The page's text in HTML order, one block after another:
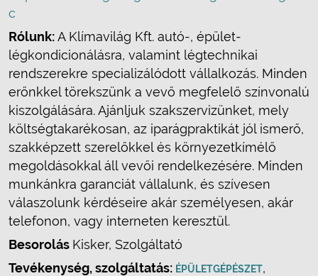
c
Rólunk:A Klímavilág Kft. autó-, épület-
légkondicionálásra, valamint légtechnikai
rendszerekre specializálódott vállalkozás. Minden
erőnkkel törekszünk a vevő megfelelő színvonalú
kiszolgálására. Ajánljuk szakszervizünket, mely
költségtakarékosan, az iparágpraktikát jól ismerő,
szakképzett szerelőkkel és környezetkímélő
megoldásokkal áll vevői rendelkezésére. Minden
munkánkra garanciát vállalunk, és szívesen
válaszolunk kérdéseire akár személyesen, akár
telefonon, vagy interneten keresztül.
Besorolás Kisker, Szolgáltató
Tevékenység, szolgáltatás: ÉPÜLETGÉPÉSZET,